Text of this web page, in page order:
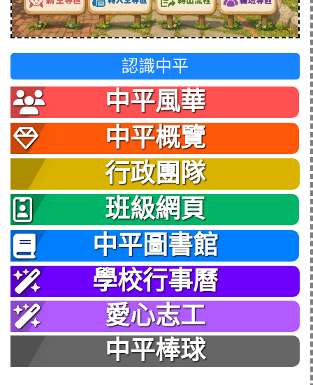
認識中平
中平風華
中平概覽
行政團隊
班級網頁
中平圖書館
學校行事曆
愛心志工
中平棒球